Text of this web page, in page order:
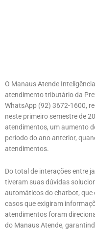
O Manaus Atende
atendimento tributário da
WhatsApp (92) 3672-1600,
neste primeiro semestre de
atendimentos, um aumento
período do ano anterior,
atendimentos.
Do total de interações entre
tiveram suas dúvidas
automáticos do chatbot, que
casos que exigiram
atendimentos foram
do Manaus Atende,